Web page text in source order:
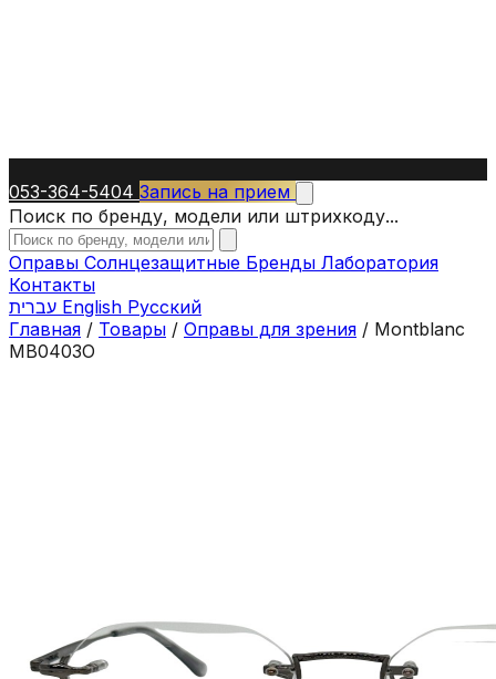
053-364-5404 Запись на прием
Поиск по бренду, модели или штрихкоду...
Оправы Солнцезащитные Бренды Лаборатория
Контакты
English Русский
Главная / Товары / Оправы для зрения / Montblanc
MB0403O